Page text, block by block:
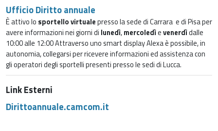
Ufficio Diritto annuale
È attivo lo sportello virtualepresso la sede di Carrara e di Pisa per
avere informazioni nei giorni di lunedì,mercoledìevenerdìdalle
10:00 alle 12:00 Attraverso uno smart display Alexa è possibile, in
autonomia, collegarsi per ricevere informazioni ed assistenza con
gli operatori degli sportelli presenti presso le sedi di Lucca.
Link Esterni
Dirittoannuale.camcom.it